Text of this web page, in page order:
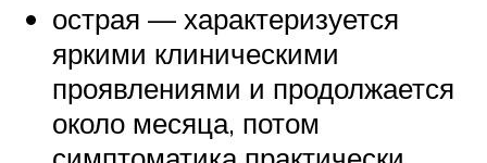
острая — характеризуется
яркими клиническими
проявлениями и продолжается
около месяца, потом